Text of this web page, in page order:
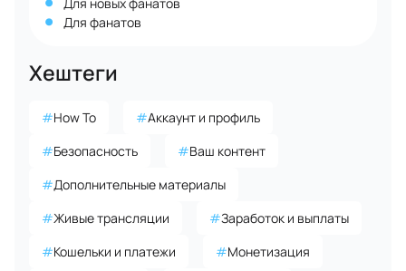
Для фанатов
Хештеги
#How To #Аккаунт и профиль
#Безопасность #Ваш контент
#Дополнительные материалы
#Живые трансляции #Заработок и выплаты
#Кошельки и платежи #Монетизация